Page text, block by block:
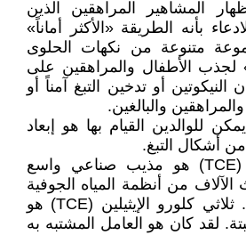
المشاهير المراهقين الذين
بأنه الطريقة «الأكثر أماناً»
متنوعة من نكهات الحلوى
لجذب الأطفال والمراهقين على
النيكوتين أو تدخين التبغ آمناً أو
والبالغين.
للوالدين القيام بها هو إبعاد
أشكال التبغ.
ثلاثي كلورو الإيثيلين (TCE) هو مذيب صناعي واسع
الآلاف من أنظمة المياه الجوفية
في جميع أنحاء العالم. ثلاثي كلورو الإيثيلين (TCE) هو
لقد كان هو العامل المشتبه به